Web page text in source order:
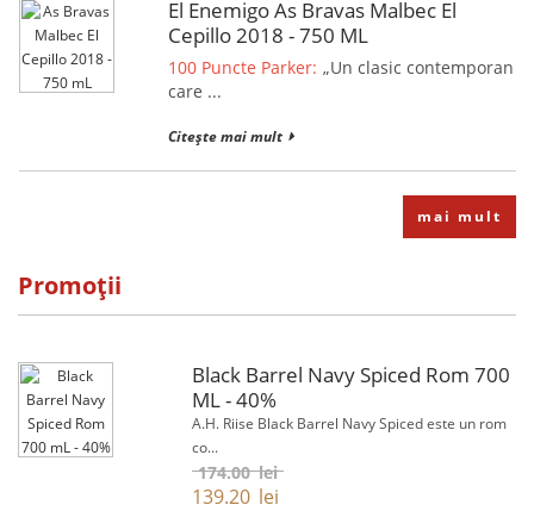
El Enemigo As Bravas Malbec El
Cepillo 2018 - 750 ML
100 Puncte Parker: „Un clasic contemporan
care ...
Citește mai mult
mai mult
Promoții
Black Barrel Navy Spiced Rom 700
ML - 40%
A.H. Riise Black Barrel Navy Spiced este un rom
co...
174.00lei
139.20 lei